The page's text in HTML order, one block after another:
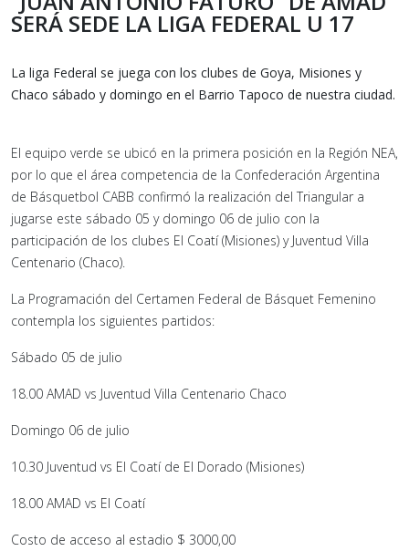
SERÁ SEDE LA LIGA FEDERAL U 17
La liga Federal se juega con los clubes de Goya, Misiones y
Chaco sábado y domingo en el Barrio Tapoco de nuestra ciudad.
El equipo verde se ubicó en la primera posición en la Región NEA,
por lo que el área competencia de la Confederación Argentina
de Básquetbol CABB confirmó la realización del Triangular a
jugarse este sábado 05 y domingo 06 de julio con la
participación de los clubes El Coatí (Misiones) y Juventud Villa
Centenario (Chaco).
La Programación del Certamen Federal de Básquet Femenino
contempla los siguientes partidos:
Sábado 05 de julio
18.00 AMAD vs Juventud Villa Centenario Chaco
Domingo 06 de julio
10.30 Juventud vs El Coatí de El Dorado (Misiones)
18.00 AMAD vs El Coatí
Costo de acceso al estadio $ 3000,00